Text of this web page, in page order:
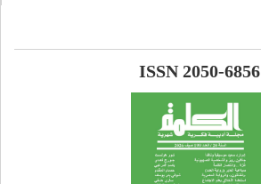
ISSN 2050-6856